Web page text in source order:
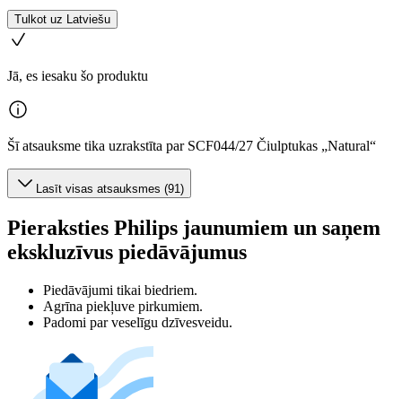
Tulkot uz Latviešu
Jā, es iesaku šo produktu
Šī atsauksme tika uzrakstīta par SCF044/27 Čiulptukas „Natural“
Lasīt visas atsauksmes (91)
Pieraksties Philips jaunumiem un saņem
ekskluzīvus piedāvājumus
Piedāvājumi tikai biedriem.
Agrīna piekļuve pirkumiem.
Padomi par veselīgu dzīvesveidu.